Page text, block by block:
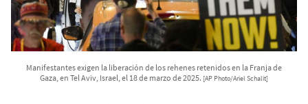
Manifestantes exigen la liberación de los rehenes retenidos en la Franja de
Gaza, en Tel Aviv, Israel, el 18 de marzo de 2025. [AP Photo/Ariel Schalit]